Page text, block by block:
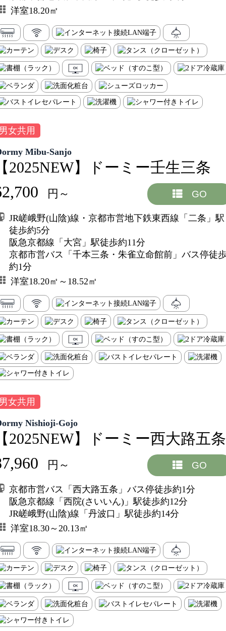
洋室18.20㎡
女共用
Mibu-Sanjo
2025NEW】ドーミー壬生三条
円～ GO
JR嵯峨野(山陰)線・京都市営地下鉄東西線「二条」駅
徒歩約5分
阪急京都線「大宮」駅徒歩約11分
京都市営バス「千本三条・朱雀立命館前」バス停徒
約1分
洋室18.20㎡～18.52㎡
女共用
Nishioji-Gojo
2025NEW】ドーミー西大路五条
円～ GO
京都市営バス「西大路五条」バス停徒歩約1分
阪急京都線「西院(さいいん)」駅徒歩約12分
JR嵯峨野(山陰)線「丹波口」駅徒歩約14分
洋室18.30～20.13㎡